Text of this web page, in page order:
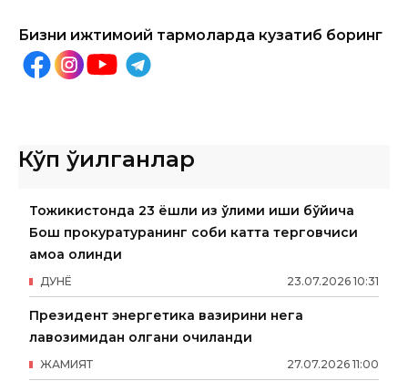
Бизни ижтимоий тармоқларда кузатиб боринг
Кўп ўқилганлар
Тожикистонда 23 ёшли қиз ўлими иши бўйича
Бош прокуратуранинг собиқ катта терговчиси
қамоққа олинди
23.07.2026 10:31
ДУНË
Президент энергетика вазирини нега
лавозимидан олгани очиқланди
27.07.2026 11:00
ЖАМИЯТ